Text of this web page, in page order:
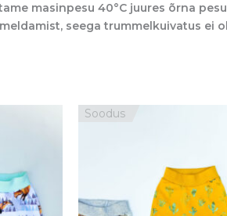
masinpesu 40°C juures õrna
seega trummelkuivatus ei
Soodus